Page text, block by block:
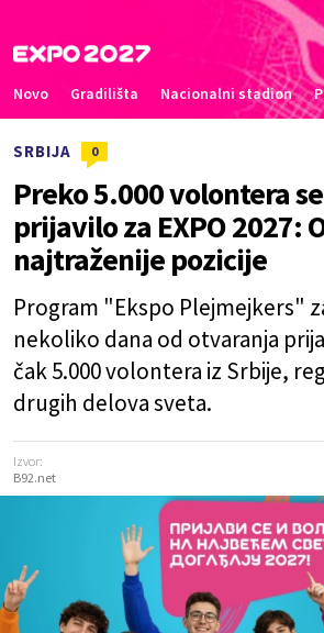
Novo Gradilišta Nacionalni stadion
SRBIJA 0
Preko 5.000 volontera
prijavilo za EXPO 2027:
najtraženije pozicije
Program "Ekspo Plejmejkers"
nekoliko dana od otvaranja
čak 5.000 volontera iz Srbije,
drugih delova sveta.
Izvor:
B92.net